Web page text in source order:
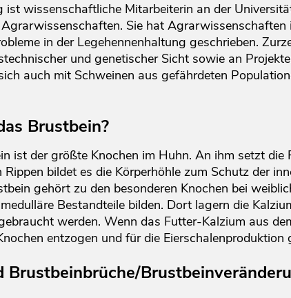
ist wissenschaftliche Mitarbeiterin an der
Sie hat
in der Legehennenhaltung geschrieben.
und genetischer Sicht sowie an
auch mit Schweinen aus gefährdeten
Brustbein?
ist der größte Knochen im Huhn. An ihm setzt
Rippen bildet es die Körperhöhle zum Schutz der
gehört zu den besonderen Knochen bei
Bestandteile bilden. Dort lagern die
werden. Wenn das Futter-Kalzium aus
entzogen und für die Eierschalenproduktion
Brustbeinbrüche/